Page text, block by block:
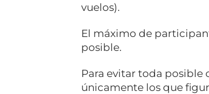
vuelos).
El máximo de
posible.
Para evitar toda posible
únicamente los que